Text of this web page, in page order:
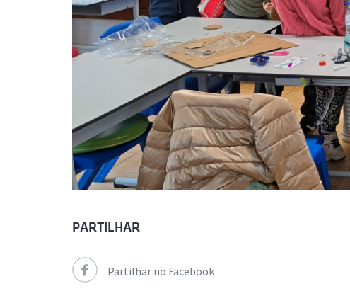
PARTILHAR
Partilhar no Facebook